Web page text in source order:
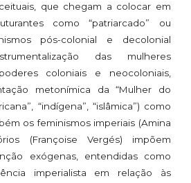
que chegam a colocar em
como “patriarcado” ou
pós-colonial e decolonial
das mulheres
coloniais e neocoloniais,
metonímica da “Mulher do
“indígena”, “islâmica”) como
os feminismos imperiais (Amina
(Françoise Vergés) impõem
exógenas, entendidas como
imperialista em relação às